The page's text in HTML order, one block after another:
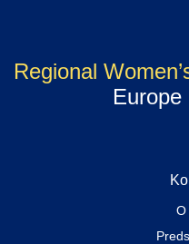
Regional
Europe
O